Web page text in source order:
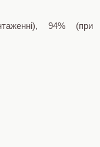
94% (при